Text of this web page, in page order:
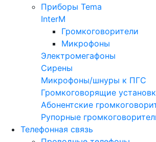
Приборы Tema
InterM
Громкоговорители
Микрофоны
Электромегафоны
Сирены
Микрофоны/шнуры к ПГС
Громкоговорящие
Абонентские
Рупорные
Телефонная связь